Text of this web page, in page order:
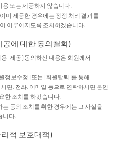
또는 제공하지 않습니다.
미 제공한 경우에는 정정 처리 결과를
이루어지도록 조치하겠습니다.
공에 대한 동의철회)
, 제공] 동의하신 내용은 회원께서
정보수정] 또는 [회원탈퇴]를 통해
면, 전화, 이메일 등으로 연락하시면 본인
한 조치를 하겠습니다.
등의 조치를 취한 경우에는 그 사실을
니다.
적 보호대책)